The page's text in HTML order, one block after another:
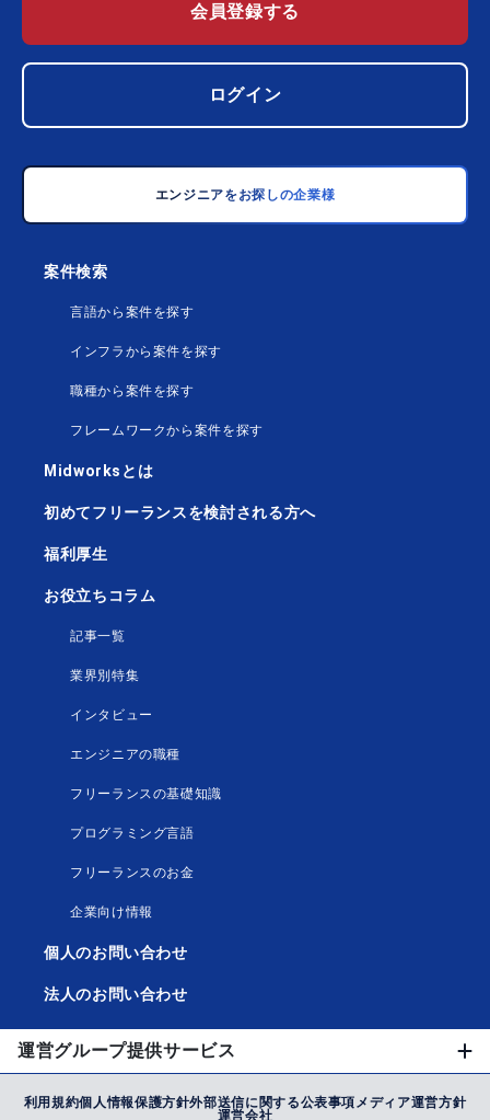
会員登録する
ログイン
エンジニアをお探しの企業様
案件検索
言語から案件を探す
インフラから案件を探す
職種から案件を探す
フレームワークから案件を探す
Midworksとは
初めてフリーランスを検討される方へ
福利厚生
お役立ちコラム
記事一覧
業界別特集
インタビュー
エンジニアの職種
フリーランスの基礎知識
プログラミング言語
フリーランスのお金
企業向け情報
個人のお問い合わせ
法人のお問い合わせ
運営グループ提供サービス
利用規約個人情報保護方針外部送信に関する公表事項メディア運営方針
運営会社